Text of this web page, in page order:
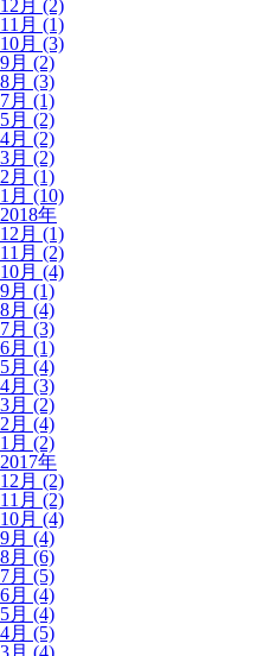
12月 (2)
11月 (1)
10月 (3)
9月 (2)
8月 (3)
7月 (1)
5月 (2)
4月 (2)
3月 (2)
2月 (1)
1月 (10)
2018年
12月 (1)
11月 (2)
10月 (4)
9月 (1)
8月 (4)
7月 (3)
6月 (1)
5月 (4)
4月 (3)
3月 (2)
2月 (4)
1月 (2)
2017年
12月 (2)
11月 (2)
10月 (4)
9月 (4)
8月 (6)
7月 (5)
6月 (4)
5月 (4)
4月 (5)
3月 (4)